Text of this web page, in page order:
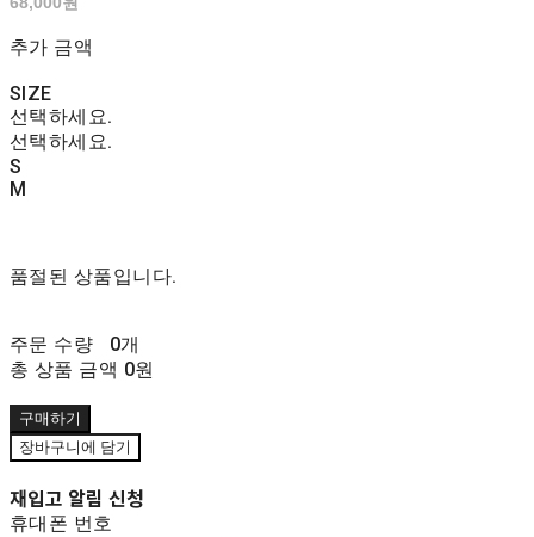
추가 금액
SIZE
선택하세요.
선택하세요.
S
M
품절된 상품입니다.
주문 수량
0개
총 상품 금액 0원
구매하기
장바구니에 담기
재입고 알림 신청
휴대폰 번호